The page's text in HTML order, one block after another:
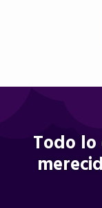
Todo lo